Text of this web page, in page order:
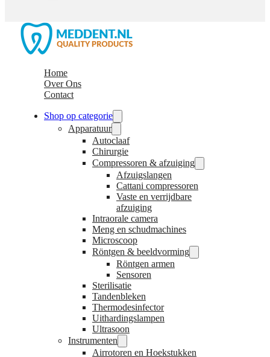
Home
Over Ons
Contact
Shop op categorie
Apparatuur
Autoclaaf
Chirurgie
Compressoren & afzuiging
Afzuigslangen
Cattani compressoren
Vaste en verrijdbare
afzuiging
Intraorale camera
Meng en schudmachines
Microscoop
Röntgen & beeldvorming
Röntgen armen
Sensoren
Sterilisatie
Tandenbleken
Thermodesinfector
Uithardingslampen
Ultrasoon
Instrumenten
Airrotoren en Hoekstukken